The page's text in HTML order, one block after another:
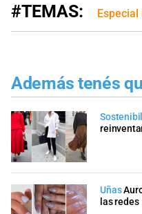
#TEMAS:
Además tenés
Uñas
las redes